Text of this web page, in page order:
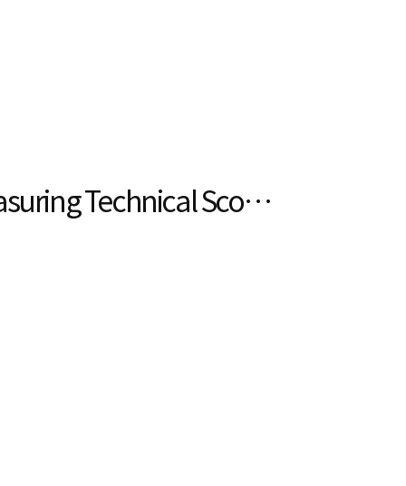
Technical Scope